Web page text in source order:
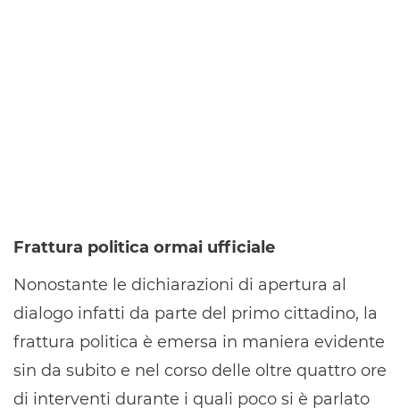
Frattura politica ormai ufficiale
Nonostante le dichiarazioni di apertura al
dialogo infatti da parte del primo cittadino, la
frattura politica è emersa in maniera evidente
sin da subito e nel corso delle oltre quattro ore
di interventi durante i quali poco si è parlato